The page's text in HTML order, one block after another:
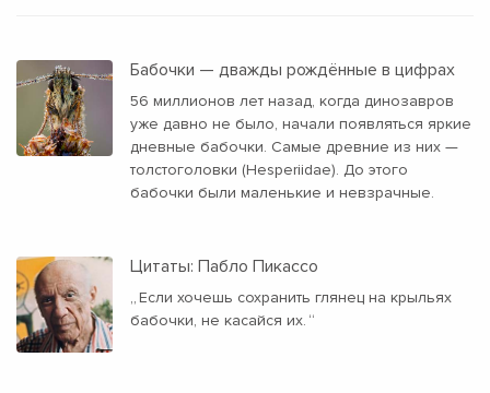
Бабочки — дважды рождённые в цифрах
56 миллионов лет назад, когда динозавров
уже давно не было, начали появляться яркие
дневные бабочки. Самые древние из них —
толстоголовки (Hesperiidae). До этого
бабочки были маленькие и невзрачные.
Цитаты: Пабло Пикассо
„Если хочешь сохранить глянец на крыльях
бабочки, не касайся их. “